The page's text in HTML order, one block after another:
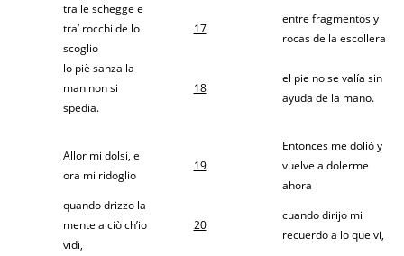
tra le schegge e
tra’ rocchi de lo
scoglio
17
entre fragmentos y
rocas de la escollera
lo piè sanza la
man non si
spedia.
18
el pie no se valía sin
ayuda de la mano.
Allor mi dolsi, e
ora mi ridoglio
19
Entonces me dolió y
vuelve a dolerme
ahora
quando drizzo la
mente a ciò ch’io
vidi,
20
cuando dirijo mi
recuerdo a lo que vi,